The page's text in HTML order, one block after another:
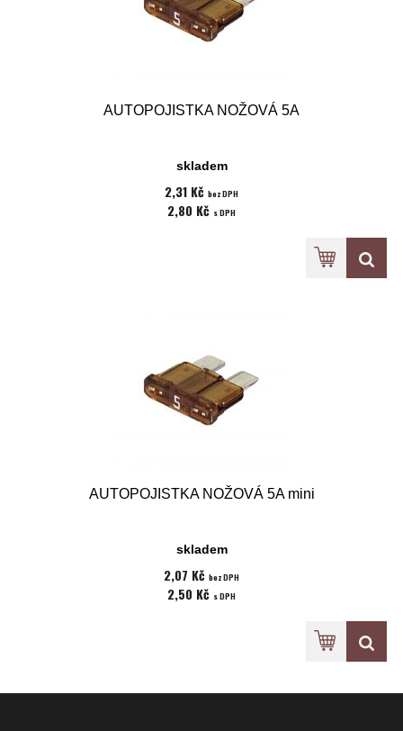
AUTOPOJISTKA NOŽOVÁ 5A
skladem
2,31 Kč bez DPH
2,80 Kč s DPH
AUTOPOJISTKA NOŽOVÁ 5A mini
skladem
2,07 Kč bez DPH
2,50 Kč s DPH